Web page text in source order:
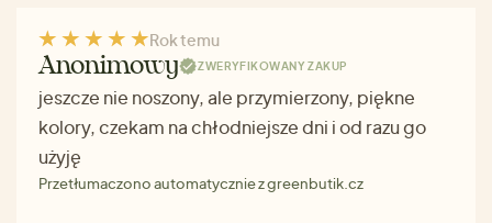
Rok temu
Anonimowy ZWERYFIKOWANY ZAKUP
jeszcze nie noszony, ale przymierzony, piękne
kolory, czekam na chłodniejsze dni i od razu go
użyję
Przetłumaczono automatycznie z greenbutik.cz